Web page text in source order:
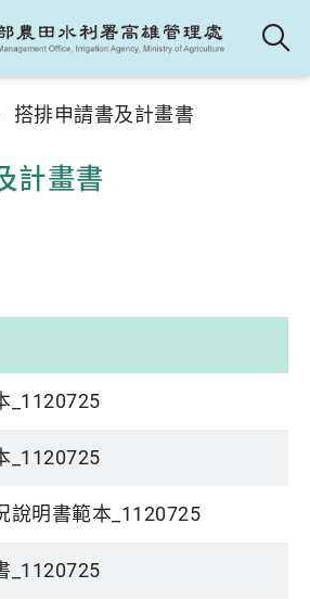
搭排申請書及計畫書
計畫書
_1120725
_1120725
說明書範本_1120725
_1120725